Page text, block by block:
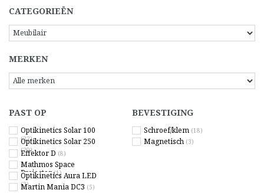
CATEGORIEËN
MERKEN
PAST OP
Optikinetics Solar 100
(22)
Optikinetics Solar 250
(20)
Effektor D (8)
Mathmos Space
Projector(1)
Optikinetics Aura LED
(3)
Martin Mania DC3 (5)
BEVESTIGING
Schroef/klem (18)
Magnetisch (3)